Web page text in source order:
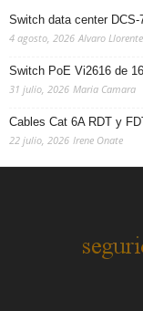
Switch data center
4 agosto, 2026 Alvaro Llorente
Switch PoE Vi2616 de
31 julio, 2026 Maria Camara
Cables Cat 6A RDT y
22 julio, 2026 Irene Onate